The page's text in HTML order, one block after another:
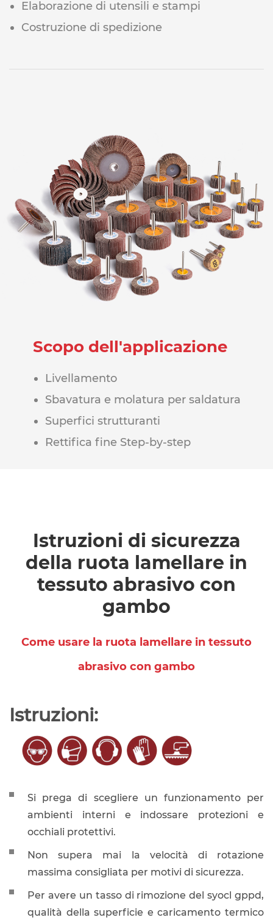
Elaborazione di utensili e stampi
Costruzione di spedizione
Scopo dell'applicazione
Livellamento
Sbavatura e molatura per saldatura
Superfici strutturanti
Rettifica fine Step-by-step
Istruzioni di sicurezza
della ruota lamellare in
tessuto abrasivo con
gambo
Come usare la ruota lamellare in tessuto
abrasivo con gambo
Istruzioni:
Si prega di scegliere un funzionamento per
ambienti interni e indossare protezioni e
occhiali protettivi.
Non supera mai la velocità di rotazione
massima consigliata per motivi di sicurezza.
Per avere un tasso di rimozione del syocl gppd,
qualità della superficie e caricamento termico